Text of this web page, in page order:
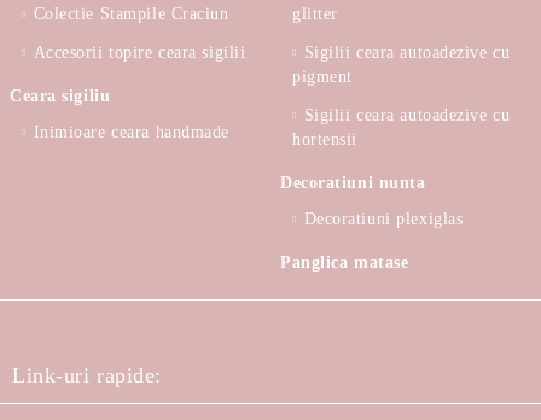
Colectie Stampile Craciun
Accesorii topire ceara sigilii
Ceara sigiliu
Inimioare ceara handmade
glitter
Sigilii ceara autoadezive cu
pigment
Sigilii ceara autoadezive cu
hortensii
Decoratiuni nunta
Decoratiuni plexiglas
Panglica matase
Link-uri rapide: